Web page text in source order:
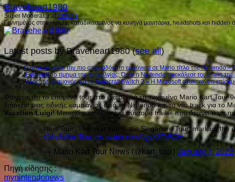
Braveheart1980
Super Moderator at ninty.gr
Γεννημένος στην Hyrule, καταδικασμένος να κυνηγά μανιτάρια, headshots και
Latest posts by Braveheart1980(see all)
Ο Bowser κάνει την πιο απροσδόκητη εμφάνιση σε Mario τίτλο της Nintendo –
[Editorial] Το τίμημα της νοσταλγίας: Όταν η Nintendo προκάλεσε τους fans της
Τέλος της αναμονής για το Minecraft Switch 2 – Η Microsoft ανακοινώνει
Φαίνεται ότι το επόμενο tour στο εξαιρετικά επιτυχημένο Mario Kart
διάρκεια μιας ειδικής καμπάνιας από τη Nintendo και το νέο track για το
Vacation Luigi! Μπορείτε να δείτε ένα σύντομο trailer που δείχνει τι
Next Tour: The next tour is the Singapore Tour, marking
#MarioKartTour pic.twitter.com/JgyXATkBOH
— Mario Kart Tour News (@kart_tour) January 7, 2022
Πηγή είδησης :
mynintendonews